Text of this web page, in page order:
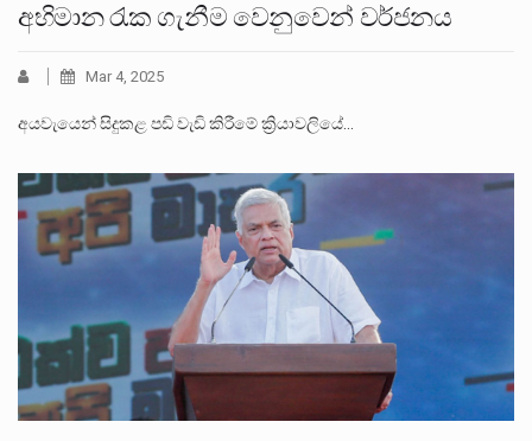
අභිමාන රැක ගැනීම වෙනුවෙන් වර්ජනය
Mar 4, 2025
අයවැයෙන් සිදුකළ පඩි වැඩි කිරීමේ ක්‍රියාවලියේ…